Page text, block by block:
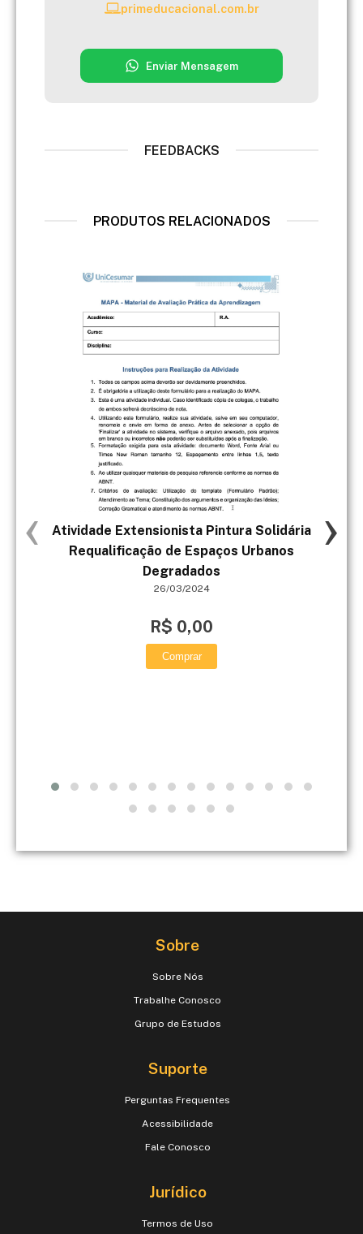
primeducacional.com.br
Enviar Mensagem
FEEDBACKS
PRODUTOS RELACIONADOS
Atividade Extensionista Pintura Solidária
Requalificação de Espaços Urbanos
Degradados
26/03/2024
R$ 0,00
Comprar
A
‹ ›
Sobre
Sobre Nós
Trabalhe Conosco
Grupo de Estudos
Suporte
Perguntas Frequentes
Acessibilidade
Fale Conosco
Jurídico
Termos de Uso